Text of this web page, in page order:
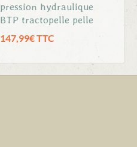
pression hydraulique
BTP tractopelle pelle
147,99€ TTC